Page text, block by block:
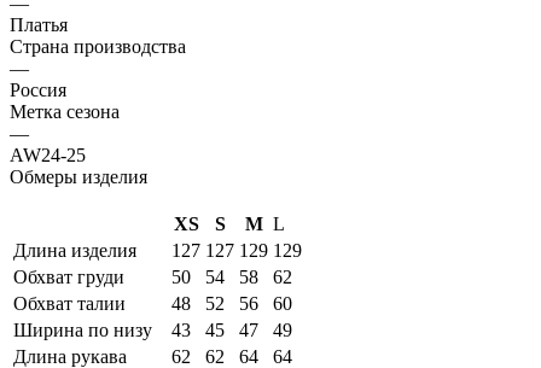
Платья
Страна производства
—
Россия
Метка сезона
—
AW24-25
Обмеры изделия
XS S M L
Длина изделия
127 127 129 129
Обхват груди
50 54 58
62
Обхват талии
48 52 56
60
Ширина по низу
43 45 47
49
Длина рукава
62 62 64
64